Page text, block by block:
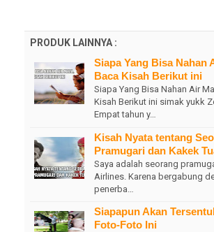
PRODUK LAINNYA :
Siapa Yang Bisa Nahan
Baca Kisah Berikut ini
Siapa Yang Bisa Nahan Air
Kisah Berikut ini simak yukk
Empat tahun y…
Kisah Nyata tentang
Pramugari dan Kakek
Saya adalah seorang
Airlines. Karena bergabung
penerba…
Siapapun Akan
Foto-Foto Ini